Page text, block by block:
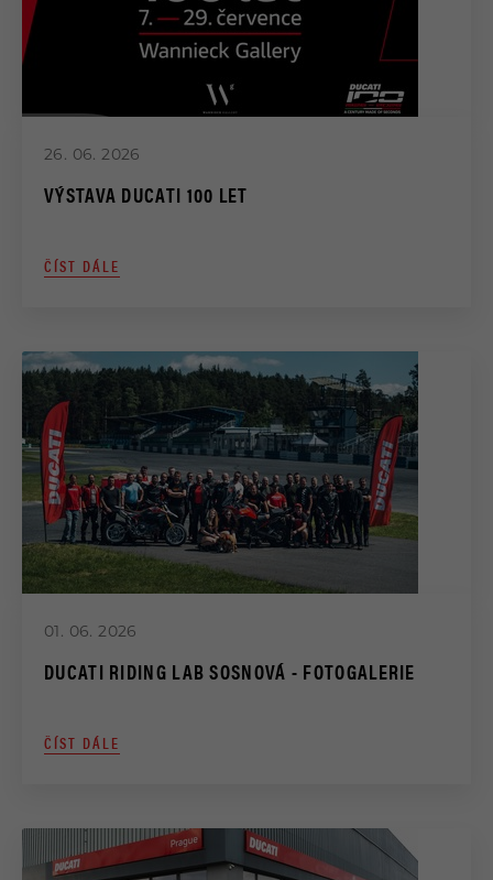
DEALEŘI
ZÁKAZNICKÝ SERVIS
KONTAKTY
STREETFIGHTER
DESERTX
E-MTB
26. 06. 2026
VÝSTAVA DUCATI 100 LET
ČÍST DÁLE
01. 06. 2026
DUCATI RIDING LAB SOSNOVÁ - FOTOGALERIE
ČÍST DÁLE